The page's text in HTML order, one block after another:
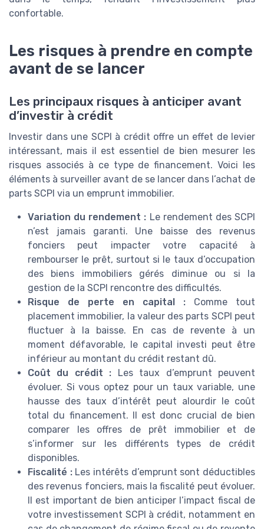
confortable.
Les risques à prendre en compte
avant de se lancer
Les principaux risques à anticiper avant
d’investir à crédit
Investir dans une SCPI à crédit offre un effet de levier
intéressant, mais il est essentiel de bien mesurer les
risques associés à ce type de financement. Voici les
éléments à surveiller avant de se lancer dans l’achat de
parts SCPI via un emprunt immobilier.
Variation du rendement : Le rendement des SCPI
n’est jamais garanti. Une baisse des revenus
fonciers peut impacter votre capacité à
rembourser le prêt, surtout si le taux d’occupation
des biens immobiliers gérés diminue ou si la
gestion de la SCPI rencontre des difficultés.
Risque de perte en capital : Comme tout
placement immobilier, la valeur des parts SCPI peut
fluctuer à la baisse. En cas de revente à un
moment défavorable, le capital investi peut être
inférieur au montant du crédit restant dû.
Coût du crédit : Les taux d’emprunt peuvent
évoluer. Si vous optez pour un taux variable, une
hausse des taux d’intérêt peut alourdir le coût
total du financement. Il est donc crucial de bien
comparer les offres de prêt immobilier et de
s’informer sur les différents types de crédit
disponibles.
Fiscalité :Les intérêts d’emprunt sont déductibles
des revenus fonciers, mais la fiscalité peut évoluer.
Il est important de bien anticiper l’impact fiscal de
votre investissement SCPI à crédit, notamment en